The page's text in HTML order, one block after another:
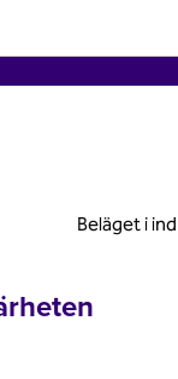
Beläget i